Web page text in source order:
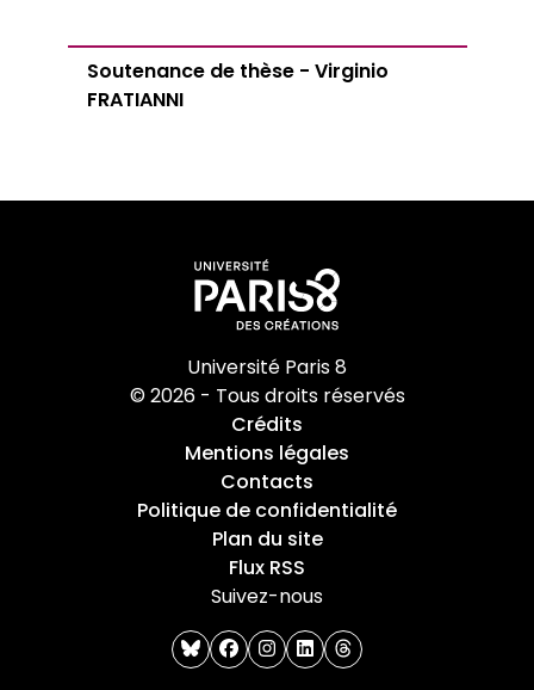
Soutenance de thèse - Virginio
FRATIANNI
Université Paris 8
© 2026 - Tous droits réservés
Crédits
Mentions légales
Contacts
Politique de confidentialité
Plan du site
Flux RSS
Suivez-nous
blueskyfacebook
instagram
linkedinthreads